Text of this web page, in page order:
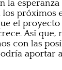
la esperanza
próximos
el proyecto
Así que,
con las
aportar